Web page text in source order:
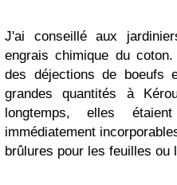
J'ai conseillé aux
engrais chimique du
des déjections de boeufs
grandes quantités à
longtemps, elles
immédiatement
brûlures pour les feuilles ou